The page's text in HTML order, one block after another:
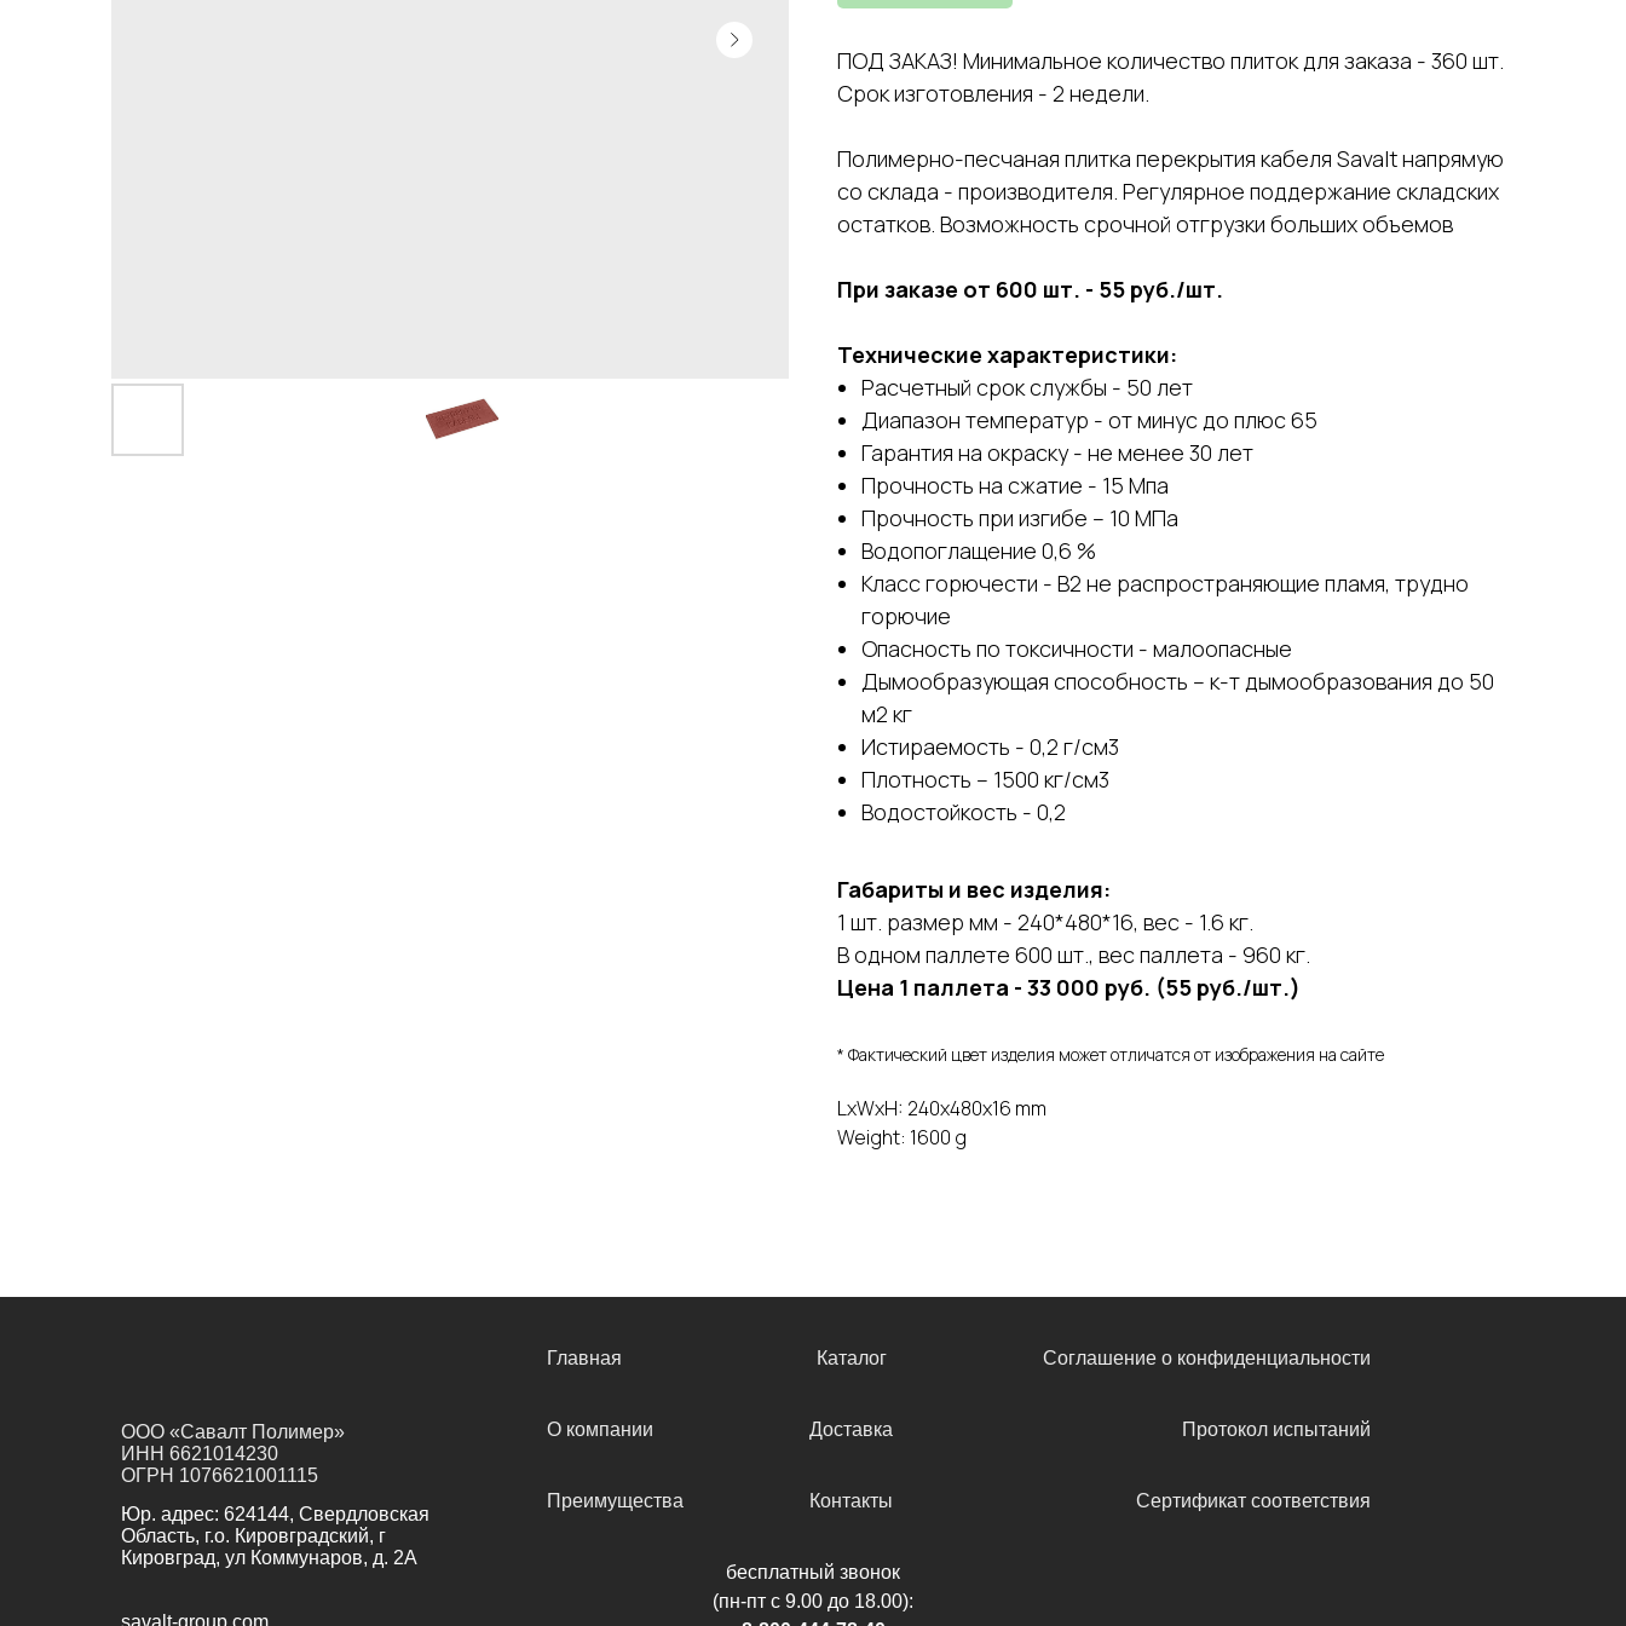
ПОД ЗАКАЗ! Минимальное количество плиток для заказа - 360 шт.
Срок изготовления - 2 недели.
Полимерно-песчаная плитка перекрытия кабеля Savalt напрямую
со склада - производителя. Регулярное поддержание складских
остатков. Возможность срочной отгрузки больших объемов
При заказе от 600 шт. - 55 руб./шт.
Технические характеристики:
Расчетный срок службы - 50 лет
Диапазон температур - от минус до плюс 65
Гарантия на окраску - не менее 30 лет
Прочность на сжатие - 15 Мпа
Прочность при изгибе – 10 МПа
Водопоглащение 0,6 %
Класс горючести - В2 не распространяющие пламя, трудно
горючие
Опасность по токсичности - малоопасные
Дымообразующая способность – к-т дымообразования до 50
м2 кг
Истираемость - 0,2 г/см3
Плотность – 1500 кг/см3
Водостойкость - 0,2
Габариты и вес изделия:
1 шт. размер мм - 240*480*16, вес - 1.6 кг.
В одном паллете 600 шт., вес паллета - 960 кг.
Цена 1 паллета - 33 000 руб. (55 руб./шт.)
* Фактический цвет изделия может отличатся от изображения на сайте
LxWxH: 240x480x16 mm
Weight: 1600 g
Главная
О компании
Преимущества
Соглашение о конфиденциальности
Протокол испытаний
Сертификат соответствия
ООО «Савалт Полимер»
ИНН 6621014230
ОГРН 1076621001115
Юр. адрес: 624144, Свердловская
Область, г.о. Кировградский, г
Кировград, ул Коммунаров, д. 2А
Каталог
Доставка
Контакты
бесплатный звонок
(пн-пт с 9.00 до 18.00):
savalt-group.com